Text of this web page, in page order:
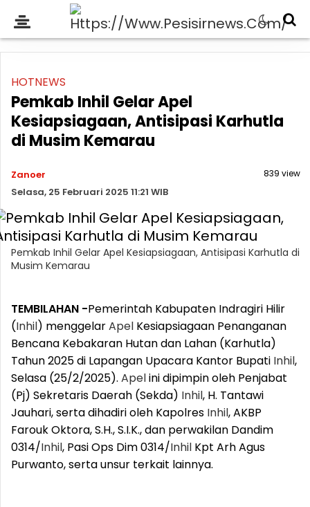
HOTNEWS
Pemkab Inhil Gelar Apel
Kesiapsiagaan, Antisipasi Karhutla
di Musim Kemarau
Zanoer
Selasa, 25 Februari 2025 11:21 WIB
839 view
Pemkab Inhil Gelar Apel Kesiapsiagaan, Antisipasi Karhutla di
Musim Kemarau
TEMBILAHAN -Pemerintah Kabupaten Indragiri Hilir
(Inhil) menggelarApel Kesiapsiagaan Penanganan
Bencana Kebakaran Hutan dan Lahan (Karhutla)
Tahun 2025 di Lapangan Upacara Kantor Bupati Inhil,
Selasa (25/2/2025). Apelini dipimpin oleh Penjabat
(Pj) Sekretaris Daerah (Sekda) Inhil, H. Tantawi
Jauhari, serta dihadiri oleh Kapolres Inhil, AKBP
Farouk Oktora, S.H., S.I.K., dan perwakilan Dandim
0314/Inhil, Pasi Ops Dim 0314/Inhil Kpt Arh Agus
Purwanto, serta unsur terkait lainnya.